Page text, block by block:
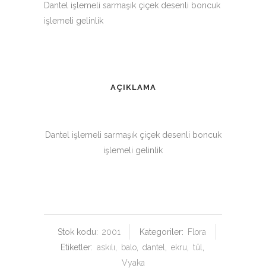
Dantel işlemeli sarmaşık çiçek desenli boncuk
işlemeli gelinlik
AÇIKLAMA
Dantel işlemeli sarmaşık çiçek desenli boncuk
işlemeli gelinlik
Stok kodu: 2001 Kategoriler:
Flora
Etiketler: askılı balo, dantel ekru tül
Vyaka